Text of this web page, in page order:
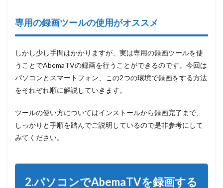
ー）」を使って
2.3
「フリー
オンライ
ンPC画面
録画ソフ
って
を録画す
る
マートフ
AbemaTV
専用の録画ツールの使用がオススメ
しかし少し手間はかかりますが、実は専用の録画ツールを使
うことでAbemaTVの録画を行うことができるのです。今回は
パソコンとスマートフォン、この2つの環境で録画をする方法
をそれぞれ順に解説していきます。
ツールの使い方についてはインストールから録画完了まで、
しっかりと手順を踏んでご説明しているので是非参考にして
みてください。
2.パソコンでAbemaTVを録画する